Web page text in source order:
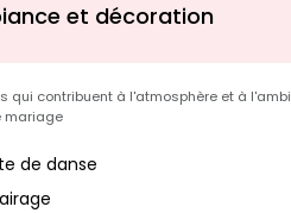
et décoration
qui contribuent à l'atmosphère et à
mariage
de danse